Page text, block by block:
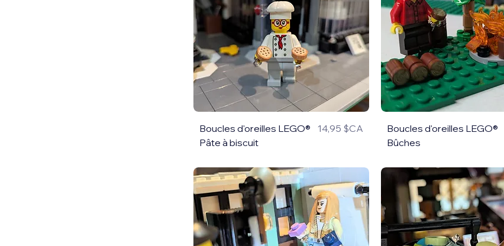
Boucles d'oreilles LEGO®
Pâte à biscuit
14,95 $CA
Boucles d'oreilles LEGO®
Bûches